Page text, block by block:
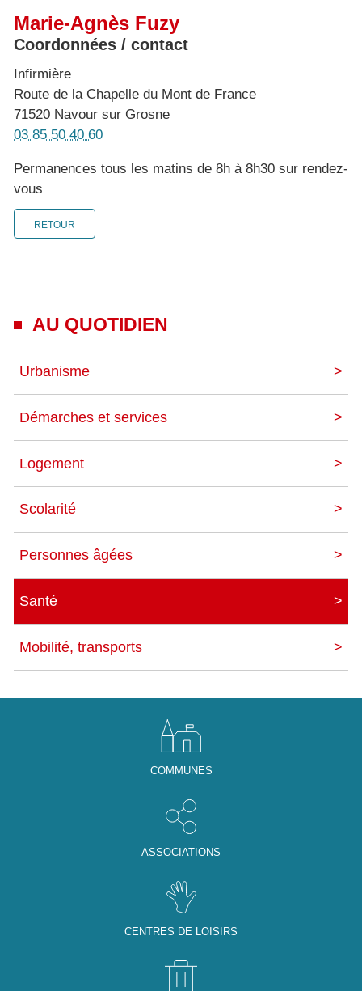
AU QUOTIDIEN
Urbanisme
Démarches et services
Logement
Scolarité
Personnes âgées
Santé
Mobilité, transports
Marie-Agnès Fuzy
Coordonnées / contact
Infirmière
Route de la Chapelle du Mont de France
71520 Navour sur Grosne
03 85 50 40 60
Permanences tous les matins de 8h à 8h30 sur rendez-
vous
RETOUR
COMMUNES
ASSOCIATIONS
CENTRES DE LOISIRS